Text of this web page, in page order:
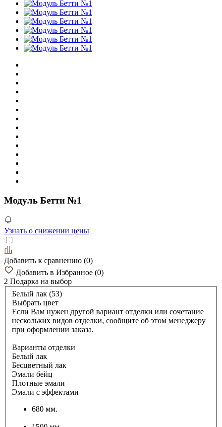
Модуль Бетти №1
Узнать о снижении цены
Добавить к сравнению (0)
Добавить в Избранное (0)
2 Подарка на выбор
Белый лак (53)
Выбрать цвет
Если Вам нужен другой вариант отделки или сочетание
нескольких видов отделки, сообщите об этом менеджеру
при оформлении заказа.
Варианты отделки
Белый лак
Бесцветный лак
Эмали бейц
Плотные эмали
Эмали с эффектами
680 мм.